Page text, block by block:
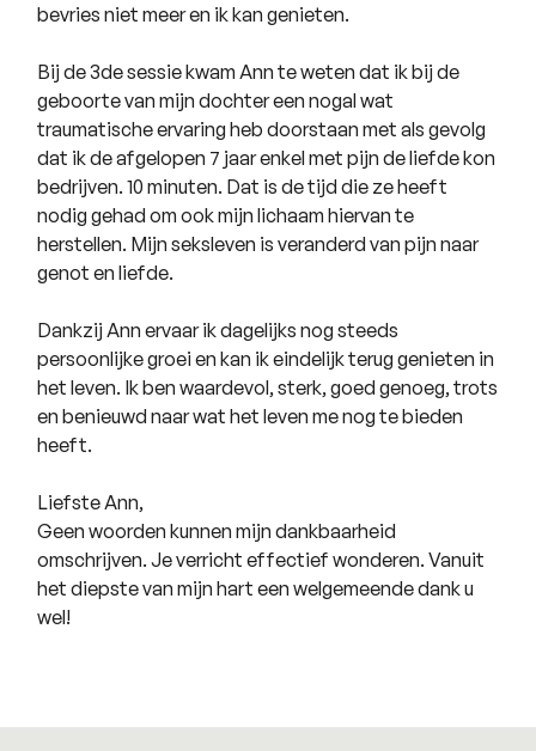
bevries niet meer en ik kan genieten.
Bij de 3de sessie kwam Ann te weten dat ik bij de
geboorte van mijn dochter een nogal wat
traumatische ervaring heb doorstaan met als gevolg
dat ik de afgelopen 7 jaar enkel met pijn de liefde kon
bedrijven. 10 minuten. Dat is de tijd die ze heeft
nodig gehad om ook mijn lichaam hiervan te
herstellen. Mijn seksleven is veranderd van pijn naar
genot en liefde.
Dankzij Ann ervaar ik dagelijks nog steeds
persoonlijke groei en kan ik eindelijk terug genieten in
het leven. Ik ben waardevol, sterk, goed genoeg, trots
en benieuwd naar wat het leven me nog te bieden
heeft.
Liefste Ann,
Geen woorden kunnen mijn dankbaarheid
omschrijven. Je verricht effectief wonderen. Vanuit
het diepste van mijn hart een welgemeende dank u
wel!